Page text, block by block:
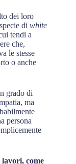
dei loro
di white
tendi a
che,
le stesse
o anche
grado di
ma
persona
come